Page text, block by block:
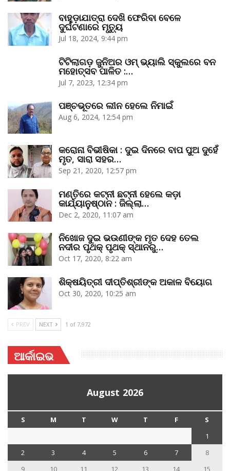
ବାହୁଡ଼ାଯାତ୍ରା ଦେଖି ଫେରିବା ବେଳେ
ଦୁର୍ଘଟଣାରେ ମୃତ୍ୟୁ
Jul 18, 2024, 9:44 pm
ଟିଟିଲାଗଡ଼ ଜୁନିଅର ଓମ୍‌ ଭ୍ୟାଲି ସ୍କୁଲରେ ବନ
ମହୋତ୍ସବ ପାଳିତ :…
Jul 7, 2023, 12:34 pm
ପଞ୍ଚଭୂତରେ ଲୀନ ହେଲେ ନିମାଇଁ
Aug 6, 2024, 12:54 pm
କରୋନା ବିଭୀଷିକା : ଦୁଇ ଦିନରେ ବାପ ପୁଅ ଦୁହେଁ
ମୃତ, ସାରା ସହର…
Sep 21, 2020, 12:57 pm
ମଣ୍ତିରେ କଟ୍‌ନୀ ଛଟ୍‌ନୀ ହେଲେ କଡ଼ା
କାର୍ଯ୍ୟାନୁଷ୍ଠାନ : ଜିଲ୍ଲା…
Dec 2, 2020, 11:07 am
ନିଖୋଜ ଦୁଇ ଭଉଣୀଙ୍କ ମୃତ ଦେହ ତେଲ
ନଦୀର ପୃଥକ୍‌ ପୃଥକ୍‌ ସ୍ଥାନରୁ…
Oct 17, 2020, 8:22 am
ଶିକ୍ଷୟିତ୍ରୀ ଦୀପ୍ତିଶ୍ରୀଙ୍କ ଅକାଳ ବିୟୋଗ
Oct 30, 2020, 10:25 am
PREV NEXT 1 of 7,972
ଆର୍କାଇଭ
August 2026
S M T W T F
S
1
2
3 4 5 6 7
8
9
10 11 12 13 14 15